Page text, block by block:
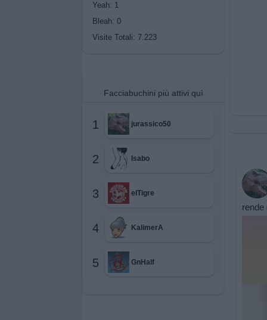
Yeah: 1
Bleah: 0
Visite Totali: 7.223
Facciabuchini più attivi quì
1 jurassico50
2 Isabo
3 elTigre
4 KalimerA
5 GnHalf
rende